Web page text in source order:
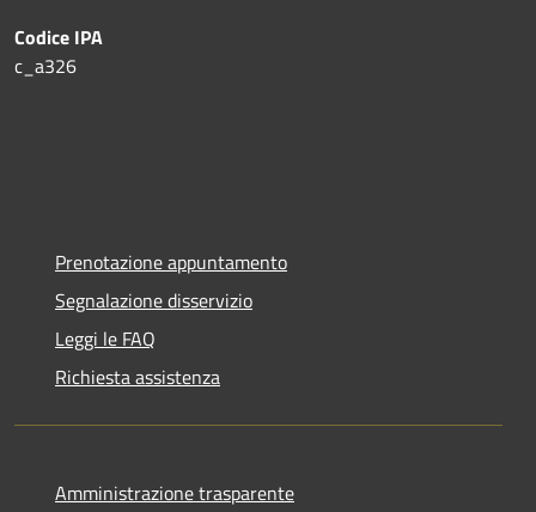
Codice IPA
c_a326
Prenotazione appuntamento
Segnalazione disservizio
Leggi le FAQ
Richiesta assistenza
Amministrazione trasparente